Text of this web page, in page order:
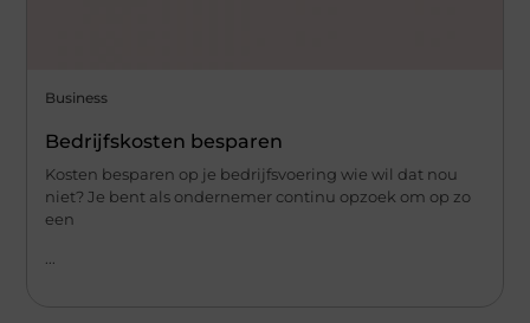
Business
Bedrijfskosten besparen
Kosten besparen op je bedrijfsvoering wie wil dat nou
niet? Je bent als ondernemer continu opzoek om op zo
een
...